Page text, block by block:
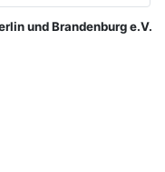
und Brandenburg e.V.